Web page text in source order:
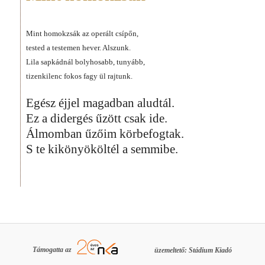
Mint homokzsák az operált csípőn,
tested a testemen hever. Alszunk.
Lila sapkádnál bolyhosabb, tunyább,
tizenkilenc fokos fagy ül rajtunk.
Egész éjjel magadban aludtál.
Ez a didergés űzött csak ide.
Álmomban űzőim körbefogtak.
S te kikönyököltél a semmibe.
Támogatta az üzemeltető: Stádium Kiadó